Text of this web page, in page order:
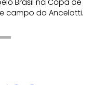
campo do Ancelotti.